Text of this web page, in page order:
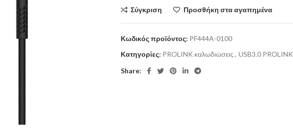
Σύγκριση
Προσθήκη στα αγαπημένα
Κωδικός προϊόντος: PF444A-0100
Κατηγορίες: PROLINK καλωδιώσεις, USB3.0 PROLINK
Share: